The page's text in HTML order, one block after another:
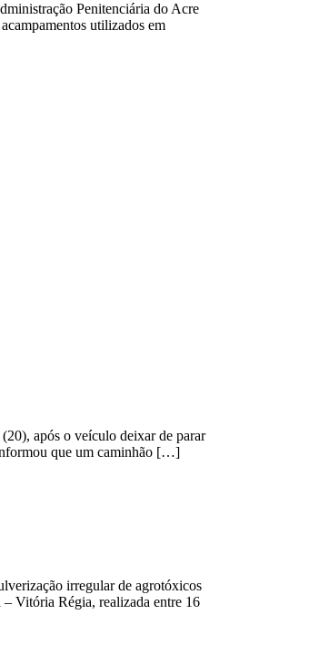
Penitenciária do Acre
utilizados em
após o veículo deixar de parar
que um caminhão […]
irregular de agrotóxicos
Vitória Régia, realizada entre 16